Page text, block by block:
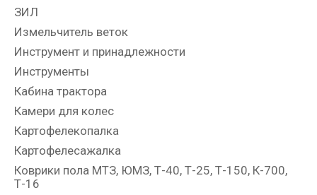
ЗИЛ
Измельчитель веток
Инструмент и принадлежности
Инструменты
Кабина трактора
Камери для колес
Картофелекопалка
Картофелесажалка
Коврики пола МТЗ, ЮМЗ, Т-40, Т-25, Т-150, К-700,
Т-16